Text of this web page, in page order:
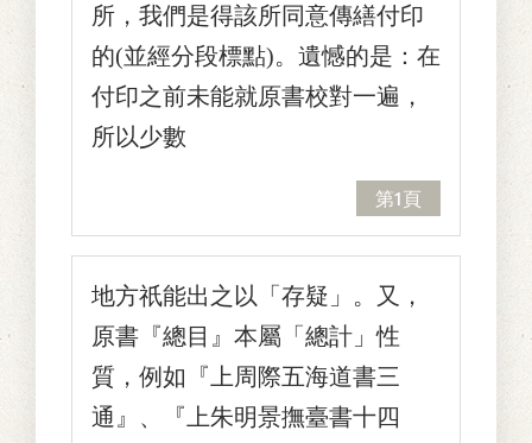
所，我們是得該所同意傳繕付印
的(並經分段標點)。遺憾的是：在
付印之前未能就原書校對一遍，
所以少數
第1頁
地方祇能出之以「存疑」。又，
原書『總目』本屬「總計」性
質，例如『上周際五海道書三
通』、『上朱明景撫臺書十四